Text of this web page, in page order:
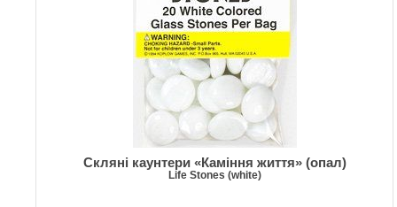
Скляні каунтери «Каміння життя» (опал)
Life Stones (white)